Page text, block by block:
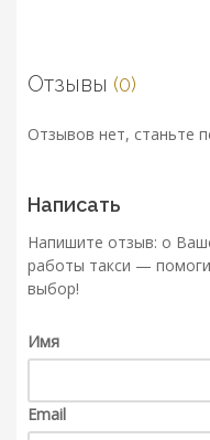
Отзывы (0)
Отзывов нет, станьте
Написать
Напишите отзыв: о
работы такси —
выбор!
Имя
Email